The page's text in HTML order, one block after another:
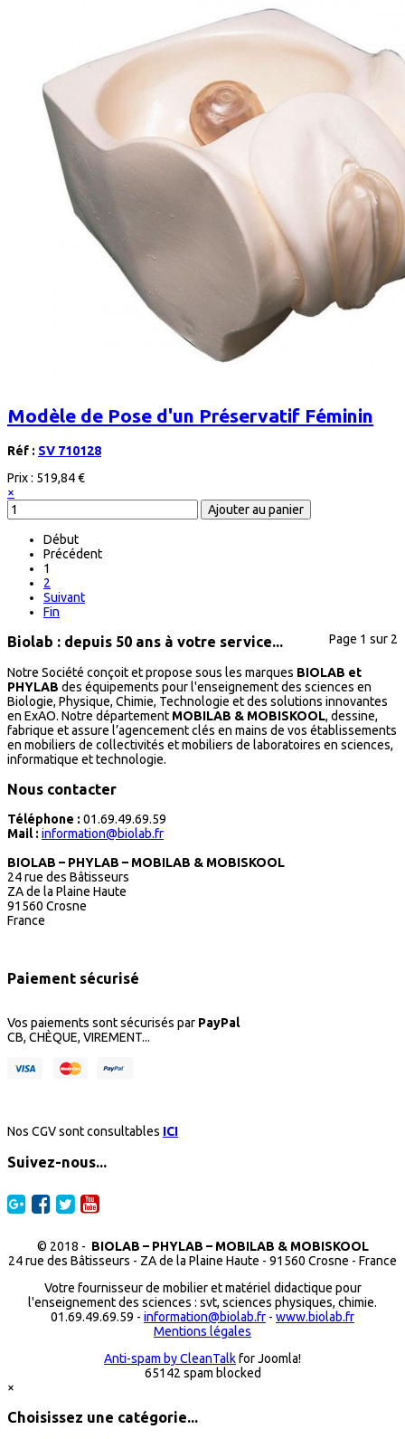
Modèle de Pose d'un Préservatif Féminin
Réf : SV 710128
Prix : 519,84 €
×
Début
Précédent
1
2
Suivant
Fin
Page 1 sur 2
Biolab : depuis 50 ans à votre service...
Notre Société conçoit et propose sous les marques BIOLAB et
PHYLAB des équipements pour l'enseignement des sciences en
Biologie, Physique, Chimie, Technologie et des solutions innovantes
en ExAO. Notre département MOBILAB & MOBISKOOL, dessine,
fabrique et assure l’agencement clés en mains de vos établissements
en mobiliers de collectivités et mobiliers de laboratoires en sciences,
informatique et technologie.
Nous contacter
Téléphone : 01.69.49.69.59
Mail : information@biolab.fr
BIOLAB – PHYLAB – MOBILAB & MOBISKOOL
24 rue des Bâtisseurs
ZA de la Plaine Haute
91560 Crosne
France
Paiement sécurisé
Vos paiements sont sécurisés par PayPal
CB, CHÈQUE, VIREMENT...
Nos CGV sont consultables ICI
Suivez-nous...
© 2018 - BIOLAB – PHYLAB – MOBILAB & MOBISKOOL
24 rue des Bâtisseurs - ZA de la Plaine Haute - 91560 Crosne - France
Votre fournisseur de mobilier et matériel didactique pour
l'enseignement des sciences : svt, sciences physiques, chimie.
01.69.49.69.59 - information@biolab.fr - www.biolab.fr
Mentions légales
Anti-spam by CleanTalkfor Joomla!
65142 spam blocked
×
Choisissez une catégorie...